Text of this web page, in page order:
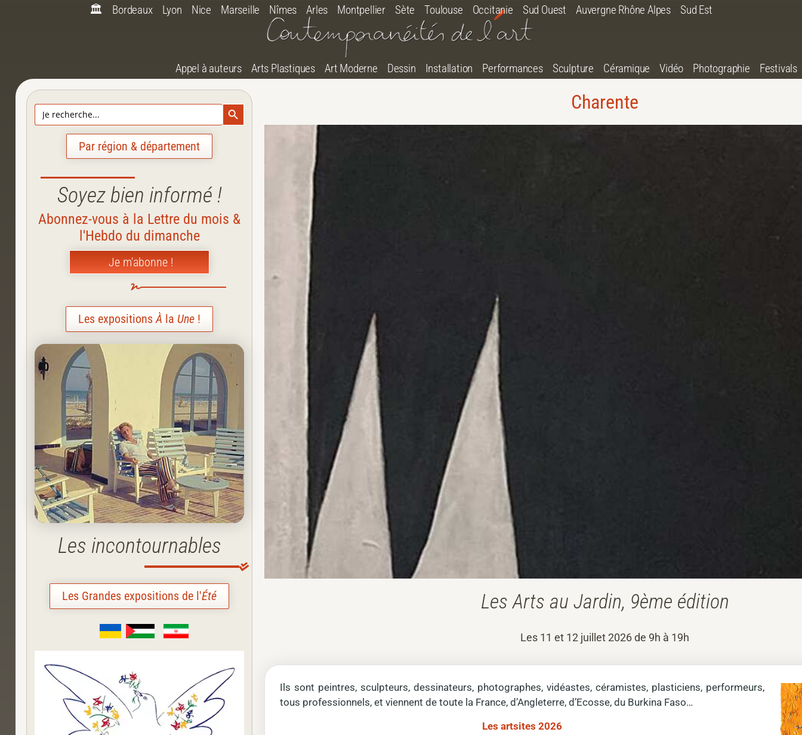
🏛️ Bordeaux Lyon Nice Marseille Nîmes Arles Montpellier Sète Toulouse Occitanie Sud Ouest Auvergne Rhône Alpes Sud Est
Appel à auteurs Arts Plastiques Art Moderne Dessin Installation Performances Sculpture Céramique Vidéo Photographie Festivals
Search
for:
Search Button
Par région & département
Soyez bien informé !
Abonnez-vous à la Lettre du mois &
l'Hebdo du dimanche
Je m'abonne !
Les expositionsÀ la Une !
Les incontournables
Les Grandes expositions de l'Été
Charente
Les Arts au Jardin, 9ème édition
Les 11 et 12 juillet 2026 de 9h à 19h
Ils sont peintres, sculpteurs, dessinateurs, photographes, vidéastes, céramistes, plasticiens, performeurs,
tous professionnels, et viennent de toute la France, d’Angleterre, d’Ecosse, du Burkina Faso…
Les artsites 2026